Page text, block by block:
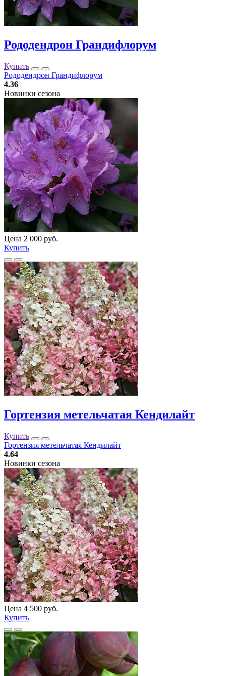
Рододендрон Грандифлорум
Купить
Рододендрон Грандифлорум
4.36
Новинки сезона
Цена 2 000 руб.
Купить
Гортензия метельчатая Кендилайт
Купить
Гортензия метельчатая Кендилайт
4.64
Новинки сезона
Цена 4 500 руб.
Купить